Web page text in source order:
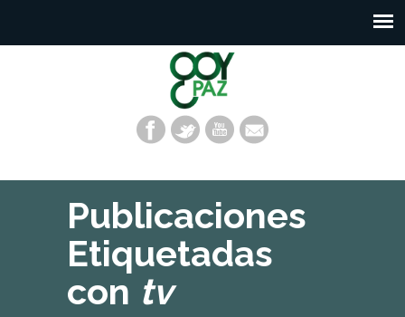
Publicaciones
Etiquetadas
con tv